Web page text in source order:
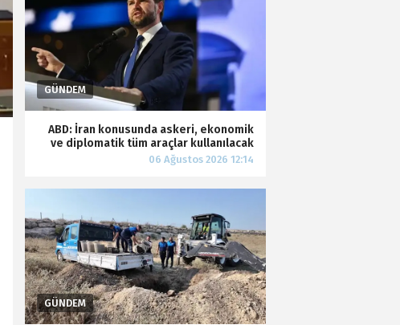
ABD: İran konusunda askeri, ekonomik
ve diplomatik tüm araçlar kullanılacak